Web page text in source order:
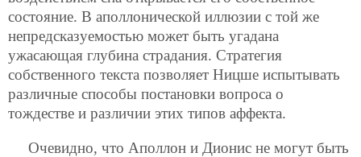
состояние. В аполлонической иллюзии с той же
непредсказуемостью может быть угадана
ужасающая глубина страдания. Стратегия
собственного текста позволяет Ницше испытывать
различные способы постановки вопроса о
тождестве и различии этих типов аффекта.
Очевидно, что Аполлон и Дионис не могут быть